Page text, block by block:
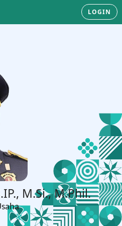
LOGIN
M.Si., M.Phil.